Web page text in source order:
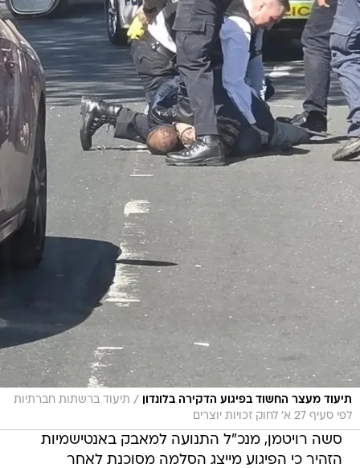
תיעוד מעצר החשוד בפיגוע הדקירה בלונדון / תיעוד ברשתות חברתיות
לפי סעיף 27 א' לחוק זכויות יוצרים
סשה רויטמן, מנכ"ל התנועה למאבק באנטישמיות
הזהיר כי הפיגוע מייצג הסלמה מסוכנת לאחר